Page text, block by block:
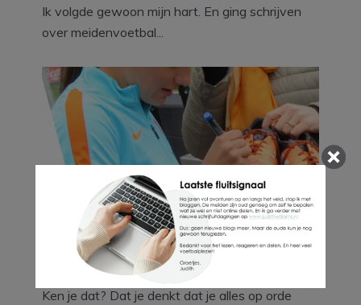
Ik volgde gewoon mijn hart. En ging schrijven
over meidenvoetbal...
Een bijzonder paar
4 min leestijd
Ken je dat? Dat je denkt dat je alles op orde